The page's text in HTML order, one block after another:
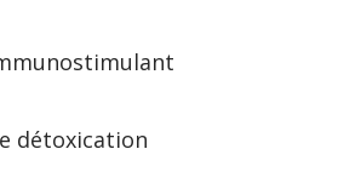
détoxication